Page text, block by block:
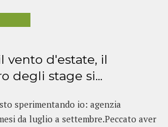
vento d'estate, il
degli stage si...
sperimentando io: agenzia
da luglio a settembre.Peccato aver